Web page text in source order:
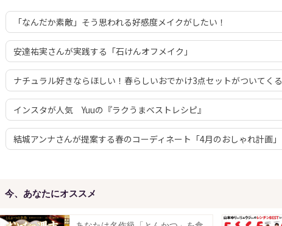
「なんだか素敵」そう思われる好感度メイクがしたい！
安達祐実さんが実践する「石けんオフメイク」
ナチュラル好きならほしい！春らしいおでかけ3点セットがついてくる
インスタが人気 Yuuの『ラクうまベストレシピ』
結城アンナさんが提案する春のコーディネート「4月のおしゃれ計画」
今、あなたにオススメ